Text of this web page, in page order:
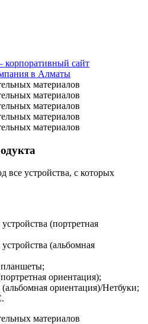
сайт
в Алматы
все устройства, с которых
(портретная
(альбомная
ориентация);
ориентация)/Нетбуки;